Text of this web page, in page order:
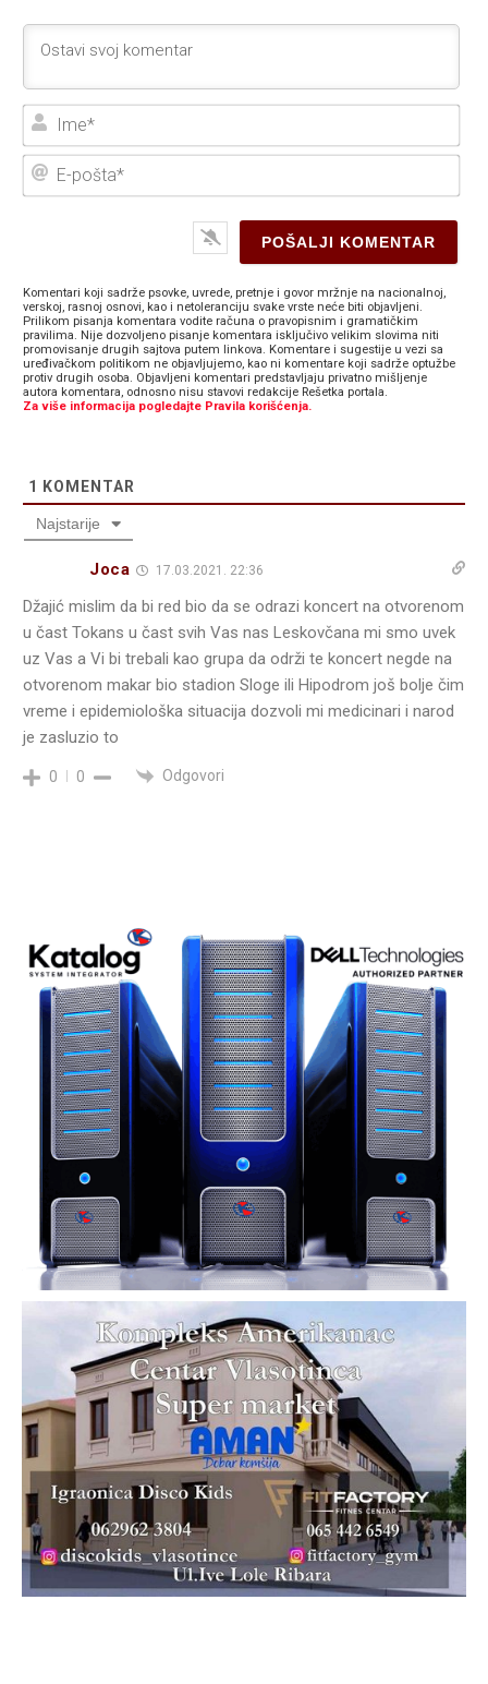
E-
Komentari koji sadrže psovke, uvrede, pretnje i govor mržnje na nacionalnoj,
verskoj, rasnoj osnovi, kao i netoleranciju svake vrste neće biti objavljeni.
Prilikom pisanja komentara vodite računa o pravopisnim i gramatičkim
pravilima. Nije dozvoljeno pisanje komentara isključivo velikim slovima niti
promovisanje drugih sajtova putem linkova. Komentare i sugestije u vezi sa
uređivačkom politikom ne objavljujemo, kao ni komentare koji sadrže optužbe
protiv drugih osoba. Objavljeni komentari predstavljaju privatno mišljenje
autora komentara, odnosno nisu stavovi redakcije Rešetka portala.
Za više informacija pogledajte Pravila korišćenja.
1 KOMENTAR
Najstarije
Joca 17.03.2021. 22:36
Džajić mislim da bi red bio da se odrazi koncert na otvorenom
u čast Tokans u čast svih Vas nas Leskovčana mi smo uvek
uz Vas a Vi bi trebali kao grupa da održi te koncert negde na
otvorenom makar bio stadion Sloge ili Hipodrom još bolje čim
vreme i epidemiološka situacija dozvoli mi medicinari i narod
je zasluzio to
0 0 Odgovori